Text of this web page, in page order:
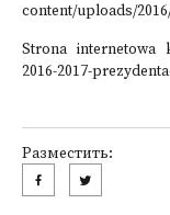
content/uploads/
Strona internetowa
2016-2017-
Разместить: